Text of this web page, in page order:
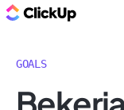
GOALS